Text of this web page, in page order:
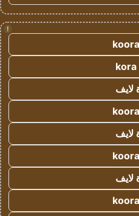
!
kora
لايف
لايف
لايف